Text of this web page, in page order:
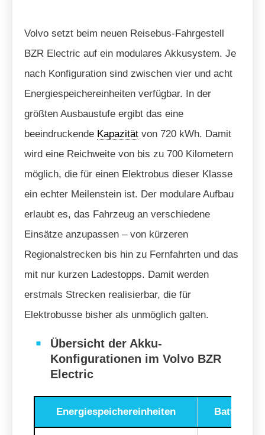
Volvo setzt beim neuen Reisebus-Fahrgestell
BZR Electric auf ein modulares Akkusystem. Je
nach Konfiguration sind zwischen vier und acht
Energiespeichereinheiten verfügbar. In der
größten Ausbaustufe ergibt das eine
beeindruckende Kapazität von 720 kWh. Damit
wird eine Reichweite von bis zu 700 Kilometern
möglich, die für einen Elektrobus dieser Klasse
ein echter Meilenstein ist. Der modulare Aufbau
erlaubt es, das Fahrzeug an verschiedene
Einsätze anzupassen – von kürzeren
Regionalstrecken bis hin zu Fernfahrten und das
mit nur kurzen Ladestopps. Damit werden
erstmals Strecken realisierbar, die für
Elektrobusse bisher als unmöglich galten.
Übersicht der Akku-
Konfigurationen im Volvo BZR
Electric
Energiespeichereinheiten